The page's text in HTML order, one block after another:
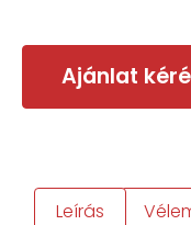
Ajánlat
Leírás